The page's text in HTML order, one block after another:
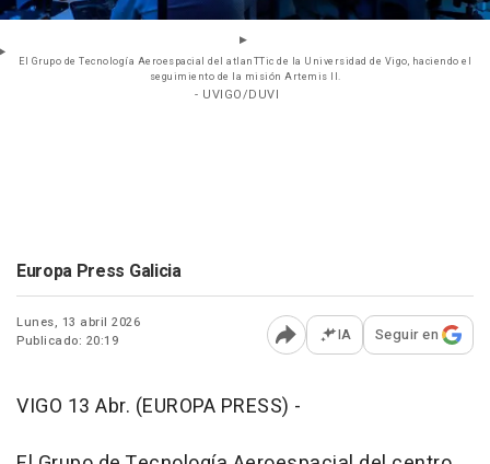
El Grupo de Tecnología Aeroespacial del atlanTTic de la Universidad de Vigo, haciendo el
seguimiento de la misión Artemis II.
- UVIGO/DUVI
Europa Press Galicia
Lunes, 13 abril 2026
Publicado: 20:19
Abrir opciones para
IA Seguir en
VIGO 13 Abr. (EUROPA PRESS) -